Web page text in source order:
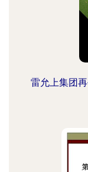
雷允上集团